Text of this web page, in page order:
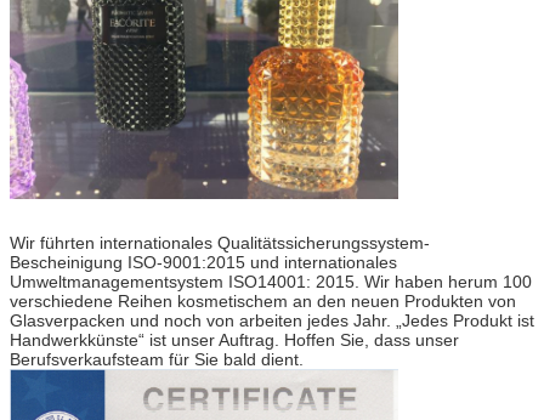
Wir führten internationales Qualitätssicherungssystem-
Bescheinigung ISO-9001:2015 und internationales
Umweltmanagementsystem ISO14001: 2015. Wir haben herum 100
verschiedene Reihen kosmetischem an den neuen Produkten von
Glasverpacken und noch von arbeiten jedes Jahr. „Jedes Produkt ist
Handwerkkünste“ ist unser Auftrag. Hoffen Sie, dass unser
Berufsverkaufsteam für Sie bald dient.